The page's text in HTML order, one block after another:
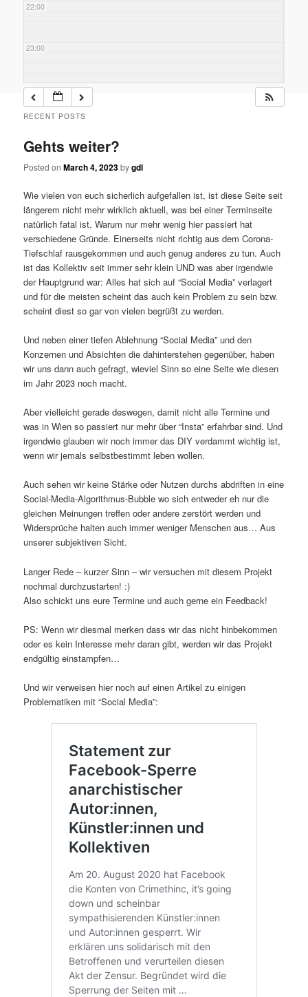
22:00
23:00
RECENT POSTS
Gehts weiter?
Posted onMarch 4, 2023bygdl
Wie vielen von euch sicherlich aufgefallen ist, ist diese Seite seit
längerem nicht mehr wirklich aktuell, was bei einer Terminseite
natürlich fatal ist. Warum nur mehr wenig hier passiert hat
verschiedene Gründe. Einerseits nicht richtig aus dem Corona-
Tiefschlaf rausgekommen und auch genug anderes zu tun. Auch
ist das Kollektiv seit immer sehr klein UND was aber irgendwie
der Hauptgrund war: Alles hat sich auf “Social Media” verlagert
und für die meisten scheint das auch kein Problem zu sein bzw.
scheint diest so gar von vielen begrüßt zu werden.
Und neben einer tiefen Ablehnung “Social Media” und den
Konzernen und Absichten die dahinterstehen gegenüber, haben
wir uns dann auch gefragt, wieviel Sinn so eine Seite wie diesen
im Jahr 2023 noch macht.
Aber vielleicht gerade deswegen, damit nicht alle Termine und
was in Wien so passiert nur mehr über “Insta” erfahrbar sind. Und
irgendwie glauben wir noch immer das DIY verdammt wichtig ist,
wenn wir jemals selbstbestimmt leben wollen.
Auch sehen wir keine Stärke oder Nutzen durchs abdriften in eine
Social-Media-Algorithmus-Bubble wo sich entweder eh nur die
gleichen Meinungen treffen oder andere zerstört werden und
Widersprüche halten auch immer weniger Menschen aus… Aus
unserer subjektiven Sicht.
Langer Rede – kurzer Sinn – wir versuchen mit diesem Projekt
nochmal durchzustarten! :)
Also schickt uns eure Termine und auch gerne ein Feedback!
PS: Wenn wir diesmal merken dass wir das nicht hinbekommen
oder es kein Interesse mehr daran gibt, werden wir das Projekt
endgültig einstampfen…
Und wir verweisen hier noch auf einen Artikel zu einigen
Problematiken mit “Social Media”: